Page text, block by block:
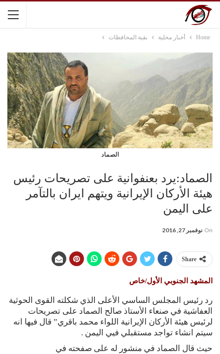
Home أخبار محلية بقية المحافظات
الصماد
الصماد:يرد بعنفوانية على تصريحات رئيس
هيئة الأركان الإيرانية ويتهم ايران بالتآمر
على اليمن
On نوفمبر 27, 2016
Share
المشهد الجنوبي الأول/خاص
رد رئيس المجلس الساسي الأعلى الذي شكلته القوى الحوثية
العفاشية في صنعاء الأستاذ صالح الصماد على تصريحات
لرئيس هيئة الأركان الإيرانية اللواء محمد باقري” قال فيها انه
سيتم انشاء تواجد مستقبلي فيي اليمن .
حيث قال الصماد في منشور له على صفحته في